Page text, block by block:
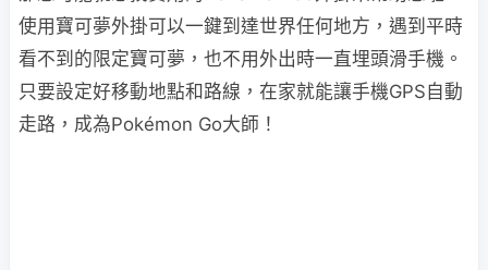
使用寶可夢外掛可以一鍵到達世界任何地方，遇到平時
看不到的限定寶可夢，也不用外出時一直埋頭滑手機。
只要設定好移動地點和路線，在家就能讓手機GPS自動
走路，成為Pokémon Go大師！